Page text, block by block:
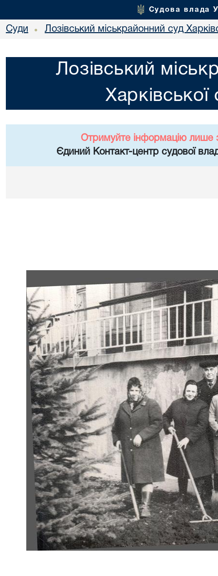
Судова влада
Суди • Лозівський міськрайонний суд
Лозівський
Харківської
Отримуйте інформацію лише
Єдиний Контакт-центр судової